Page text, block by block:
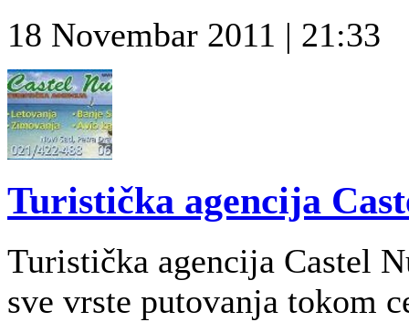
18 Novembar 2011 | 21:33
Turistička agencija
Turistička agencija Castel
sve vrste putovanja tokom